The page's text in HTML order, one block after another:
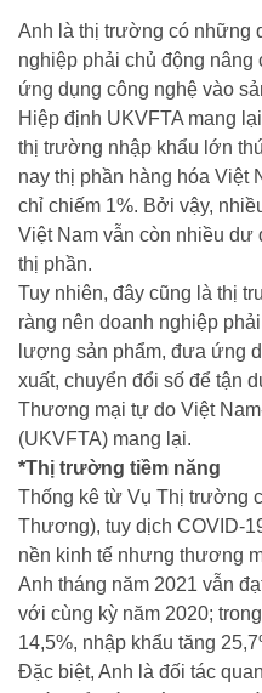
Anh là thị trường có những
nghiệp phải chủ động
ứng dụng công nghệ vào
Hiệp định UKVFTA mang
thị trường nhập khẩu lớn
nay thị phần hàng hóa Việt
chỉ chiếm 1%. Bởi vậy,
Việt Nam vẫn còn nhiều dư
thị phần.
Tuy nhiên, đây cũng là thị
ràng nên doanh nghiệp
lượng sản phẩm, đưa ứng
xuất, chuyển đổi số để tận
Thương mại tự do Việt
(UKVFTA) mang lại.
*Thị trường tiềm năng
Thống kê từ Vụ Thị trường
Thương), tuy dịch COVID-
nền kinh tế nhưng thương
Anh tháng năm 2021 vẫn
với cùng kỳ năm 2020;
14,5%, nhập khẩu tăng
Đặc biệt, Anh là đối tác